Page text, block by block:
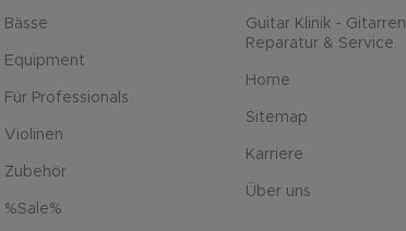
Bässe
Equipment
Für Professionals
Violinen
Zubehör
%Sale%
Guitar Klinik - Gitarren
Reparatur & Service
Home
Sitemap
Karriere
Über uns